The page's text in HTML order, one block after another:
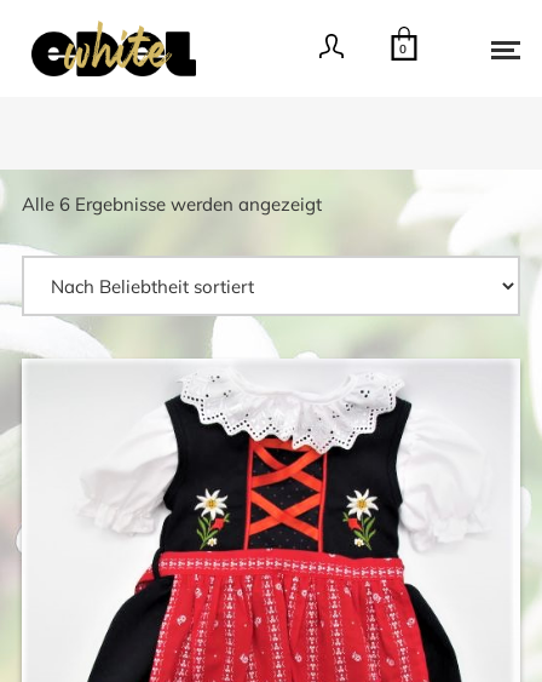
0
Alle 6 Ergebnisse werden angezeigtNach